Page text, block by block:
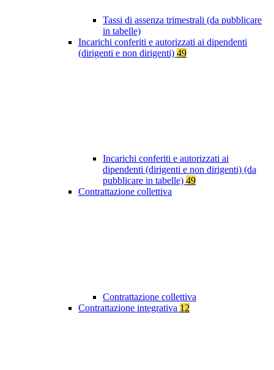
Tassi di assenza trimestrali (da pubblicare
in tabelle)
Incarichi conferiti e autorizzati ai dipendenti
(dirigenti e non dirigenti) 49
Incarichi conferiti e autorizzati ai
dipendenti (dirigenti e non dirigenti) (da
pubblicare in tabelle) 49
Contrattazione collettiva
Contrattazione collettiva
Contrattazione integrativa 12